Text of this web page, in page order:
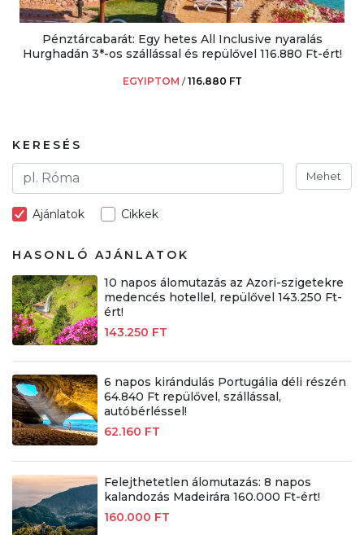
Pénztárcabarát: Egy hetes All Inclusive nyaralás
Hurghadán 3*-os szállással és repülővel 116.880 Ft-ért!
EGYIPTOM /116.880 FT
KERESÉS
Mehet
Ajánlatok Cikkek
HASONLÓ AJÁNLATOK
10 napos álomutazás az Azori-szigetekre
medencés hotellel, repülővel 143.250 Ft-
ért!
143.250 FT
6 napos kirándulás Portugália déli részén
64.840 Ft repülővel, szállással,
autóbérléssel!
62.160 FT
Felejthetetlen álomutazás: 8 napos
kalandozás Madeirára 160.000 Ft-ért!
160.000 FT